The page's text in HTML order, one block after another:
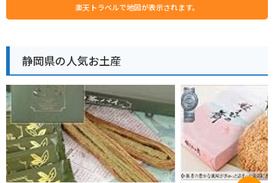
楽天トラベルで地図が表示されます。
静岡県の人気お土産